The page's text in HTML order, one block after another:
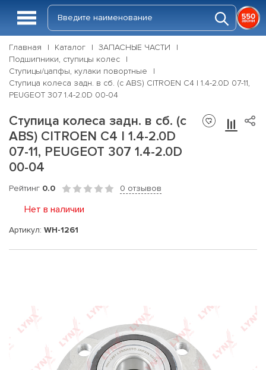
Главная Каталог
ЗАПАСНЫЕ ЧАСТИ
Подшипники, ступицы колес
Ступицы/цапфы, кулаки повортные
Ступица колеса задн. в сб. (с ABS) CITROEN C4 I 1.4-2.0D 07-11,
PEUGEOT 307 1.4-2.0D 00-04
Ступица колеса задн. в сб. (с
ABS) CITROEN C4 I 1.4-2.0D
07-11, PEUGEOT 307 1.4-2.0D
00-04
Рейтинг 0.0 0 отзывов
Нет в наличии
Артикул: WH-1261